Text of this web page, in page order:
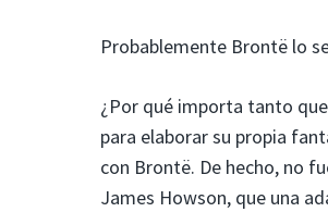
Probablemente Brontë lo
¿Por qué importa tanto
para elaborar su propia
con Brontë. De hecho, no
James Howson, que una